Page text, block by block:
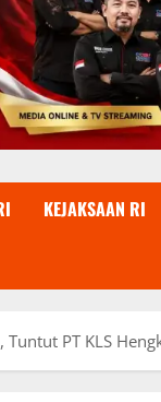
KEJAKSAAN RI
PT KLS